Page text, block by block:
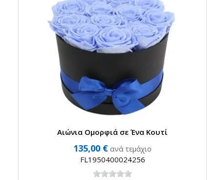
Αιώνια Ομορφιά σε Ένα Κουτί
135,00 € ανά τεμάχιο
FL1950400024256